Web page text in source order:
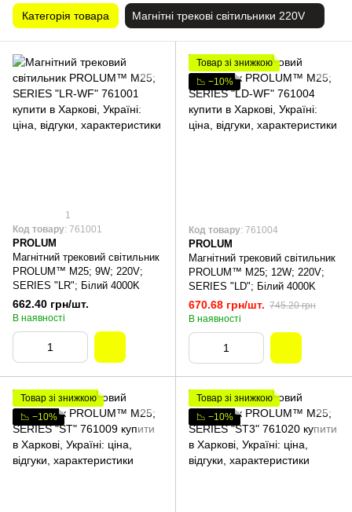
Категорія товара Магнітні трекові світильники 220V
1
Код товару: 761001
PROLUM
Магнітний трековий світильник
PROLUM™ M25; 9W; 220V;
SERIES "LR"; Білий 4000K
662.40 грн/шт.
В наявності
Товар зі знижкою
📉 −10%
Код товару: 761004
PROLUM
Магнітний трековий світильник
PROLUM™ M25; 12W; 220V;
SERIES "LD"; Білий 4000K
670.68 грн/шт. 745.20 грн
В наявності
Товар зі знижкою
📉 −10%
Товар зі знижкою
📉 −10%